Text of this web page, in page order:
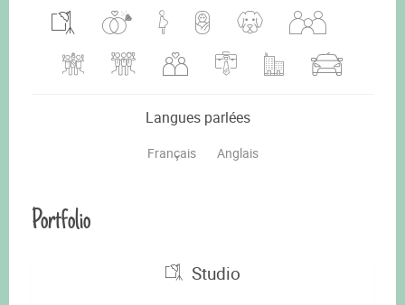
Langues parlées
Français Anglais
Portfolio
Studio